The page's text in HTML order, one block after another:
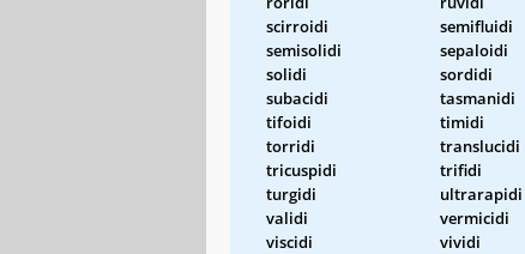
scirroidi
semifluidi
semisolidi
sepaloidi
solidi
sordidi
subacidi
tasmanidi
tifoidi
timidi
torridi
translucidi
tricuspidi
trifidi
turgidi
ultrarapidi
validi
vermicidi
viscidi
vividi